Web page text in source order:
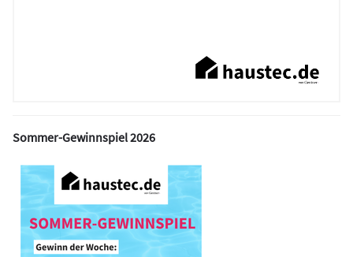
Sommer-Gewinnspiel 2026